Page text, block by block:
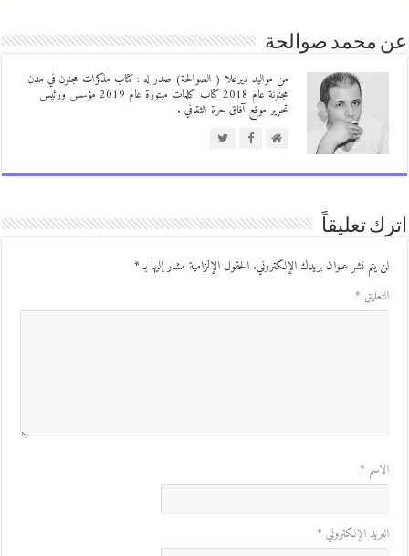
محمد صوالحة
من مواليد ديرعلا ( الصوالحة) صدر له : كتاب مذكرات مجنون في مدن
مجنونة عام 2018 كتاب كلمات مبتورة عام 2019 مؤسس ورئيس
تحرير موقع آفاق حرة الثقافي .
تعليقاً
يتم نشر عنوان بريدك الإلكتروني.الحقول الإلزامية مشار إليها بـ*
*
*
الإلكتروني*